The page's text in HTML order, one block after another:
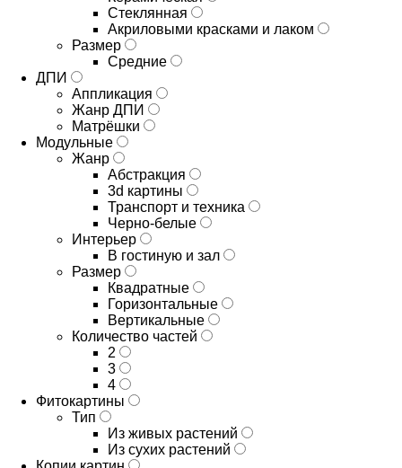
Стеклянная
Акриловыми красками и лаком
Размер
Средние
ДПИ
Аппликация
Жанр ДПИ
Матрёшки
Модульные
Жанр
Абстракция
3d картины
Транспорт и техника
Черно-белые
Интерьер
В гостиную и зал
Размер
Квадратные
Горизонтальные
Вертикальные
Количество частей
2
3
4
Фитокартины
Тип
Из живых растений
Из сухих растений